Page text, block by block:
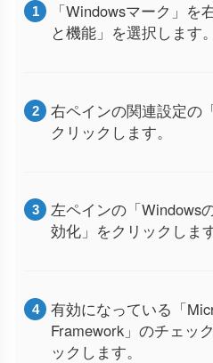
「Windowsマーク」を
と機能」を選択します。
右ペインの関連設定の
クリックします。
左ペインの「Windows
効化」をクリックします
有効になっている「
Framework」のチェッ
ックします。